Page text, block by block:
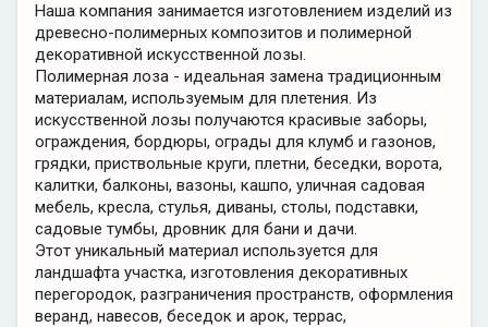
Наша компания занимается изготовлением изделий из
древесно-полимерных композитов и полимерной
декоративной искусственной лозы.
Полимерная лоза - идеальная замена традиционным
материалам, используемым для плетения. Из
искусственной лозы получаются красивые заборы,
ограждения, бордюры, ограды для клумб и газонов,
грядки, приствольные круги, плетни, беседки, ворота,
калитки, балконы, вазоны, кашпо, уличная садовая
мебель, кресла, стулья, диваны, столы, подставки,
садовые тумбы, дровник для бани и дачи.
Этот уникальный материал используется для
ландшафта участка, изготовления декоративных
перегородок, разграничения пространств, оформления
веранд, навесов, беседок и арок, террас,